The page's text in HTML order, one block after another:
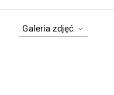
Galeria zdjęć